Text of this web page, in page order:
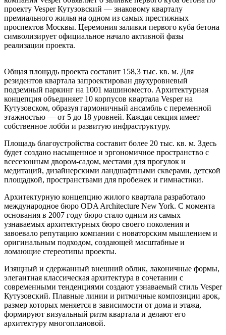
проекту Vesper Кутузовский — знаковому кварталу
премиального жилья на одном из самых престижных
проспектов Москвы. Церемония заливки первого куба бетона
символизирует официальное начало активной фазы
реализации проекта.
Общая площадь проекта составит 158,3 тыс. кв. м. Для
резидентов квартала запроектирован двухуровневый
подземный паркинг на 1001 машиноместо. Архитектурная
концепция объединяет 10 корпусов квартала Vesper на
Кутузовском, образуя гармоничный ансамбль с переменной
этажностью — от 5 до 18 уровней. Каждая секция имеет
собственное лобби и развитую инфраструктуру.
Площадь благоустройства составит более 20 тыс. кв. м. Здесь
будет создано насыщенное и эргономичное пространство с
всесезонным двором-садом, местами для прогулок и
медитаций, дизайнерскими ландшафтными скверами, детской
площадкой, пространствами для пробежек и гимнастики.
Архитектурную концепцию жилого квартала разработало
международное бюро ODA Architecture New York. С момента
основания в 2007 году бюро стало одним из самых
узнаваемых архитектурных бюро своего поколения и
завоевало репутацию компании с новаторским мышлением и
оригинальным подходом, создающей масштабные и
ломающие стереотипы проекты.
Изящный и сдержанный внешний облик, лаконичные формы,
элегантная классическая архитектура в сочетании с
современными тенденциями создают узнаваемый стиль Vesper
Кутузовский. Плавные линии и ритмичные композиции арок,
размер которых меняется в зависимости от дома и этажа,
формируют визуальный ритм квартала и делают его
архитектуру многоплановой.